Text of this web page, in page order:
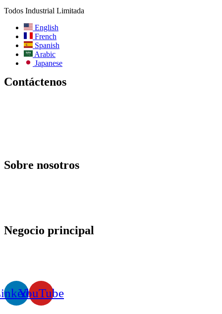
Todos Industrial Limitada
English
French
Spanish
Arabic
Japanese
Contáctenos
Sobre nosotros
Negocio principal
YouTube